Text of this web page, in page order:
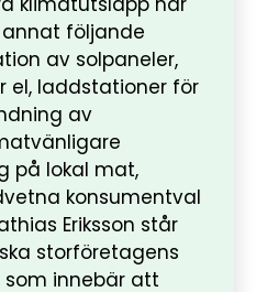
följande
av solpaneler,
el, laddstationer för
av
på lokal mat,
konsumentval
Eriksson står
storföretagens
innebär att